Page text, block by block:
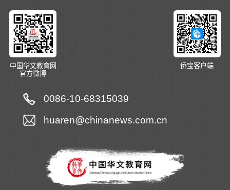
中国华文教育网
官方微博
侨宝客户端
0086-10-68315039
huaren@chinanews.com.cn